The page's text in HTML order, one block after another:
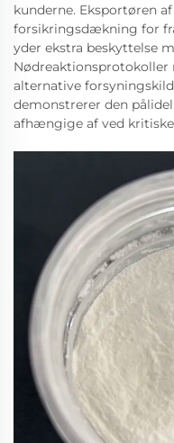
kunderne. Eksportøren
forsikringsdækning for
yder ekstra beskyttelse
alternative
demonstrerer den
afhængige af ved kritiske